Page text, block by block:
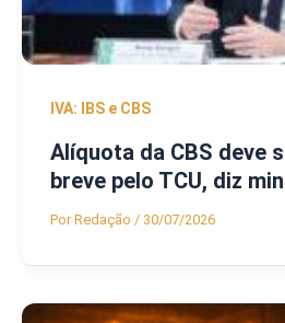
IVA: IBS e CBS
Alíquota da CBS deve
breve pelo TCU, diz
PorRedação / 30/07/2026